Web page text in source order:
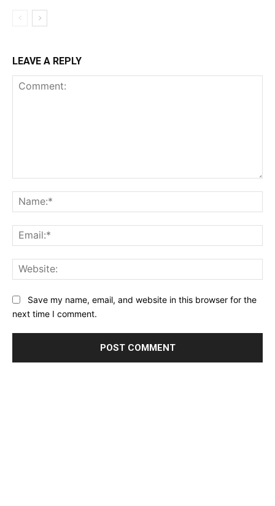
LEAVE A REPLY
Save my name, email, and website in this browser for the
next time I comment.